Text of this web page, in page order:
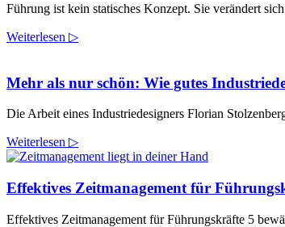
Führung ist kein statisches Konzept. Sie verändert
Weiterlesen ▷
Mehr als nur schön: Wie gutes
Die Arbeit eines Industriedesigners Florian
Weiterlesen ▷
Effektives Zeitmanagement für
Effektives Zeitmanagement für Führungskräfte 5